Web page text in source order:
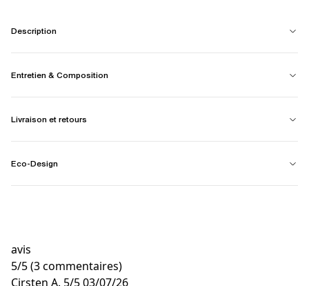
Description
Entretien & Composition
Livraison et retours
Eco-Design
avis
5/5(3 commentaires)
Cirsten A. 5/503/07/26